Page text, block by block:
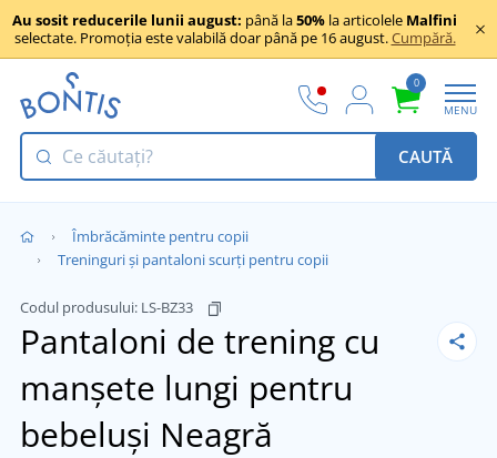
Au sosit reducerile lunii august: până la50% la articolele Malfini
selectate. Promoția este valabilă doar până pe 16 august.Cumpără.
0
MENU
CAUTĂ
Îmbrăcăminte pentru copii
Treninguri și pantaloni scurți pentru copii
Codul produsului: LS-BZ33
Pantaloni de trening cu
manșete lungi pentru
bebeluși Neagră